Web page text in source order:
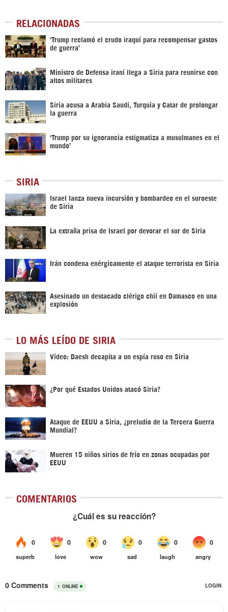
RELACIONADAS
‘Trump reclamó el crudo iraquí para recompensar gastos
de guerra’
Ministro de Defensa iraní llega a Siria para reunirse con
altos militares
Siria acusa a Arabia Saudí, Turquía y Catar de prolongar
la guerra
‘Trump por su ignorancia estigmatiza a musulmanes en el
mundo’
SIRIA
Israel lanza nueva incursión y bombardeo en el suroeste
de Siria
La extraña prisa de Israel por devorar el sur de Siria
Irán condena enérgicamente el ataque terrorista en Siria
Asesinado un destacado clérigo chií en Damasco en una
explosión
LO MÁS LEÍDO DE SIRIA
Vídeo: Daesh decapita a un espía ruso en Siria
¿Por qué Estados Unidos atacó Siria?
Ataque de EEUU a Siria, ¿preludio de la Tercera Guerra
Mundial?
Mueren 15 niños sirios de frío en zonas ocupadas por
EEUU
COMENTARIOS